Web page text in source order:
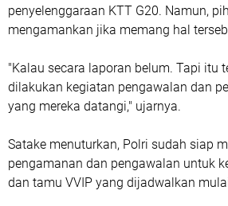
penyelenggaraan KTT G20. Namun,
mengamankan jika memang hal
"Kalau secara laporan belum. Tapi itu
dilakukan kegiatan pengawalan dan
yang mereka datangi," ujarnya.
Satake menuturkan, Polri sudah siap
pengamanan dan pengawalan untuk
dan tamu VVIP yang dijadwalkan